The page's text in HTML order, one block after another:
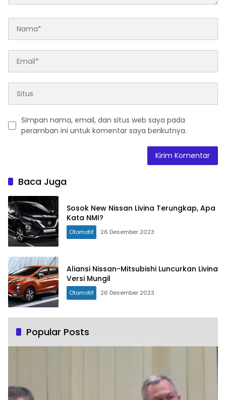
Simpan nama, email, dan situs web saya pada
peramban ini untuk komentar saya berikutnya.
Baca Juga
Sosok New Nissan Livina Terungkap, Apa
Kata NMI?
Otomotif 26 Desember 2023
Aliansi Nissan-Mitsubishi Luncurkan Livina
Versi Mungil
Otomotif 26 Desember 2023
Popular Posts